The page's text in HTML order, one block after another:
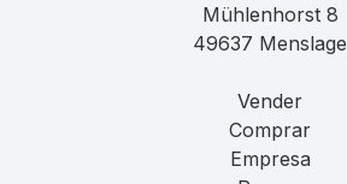
Mühlenhorst 8
49637 Menslage
Vender
Comprar
Empresa